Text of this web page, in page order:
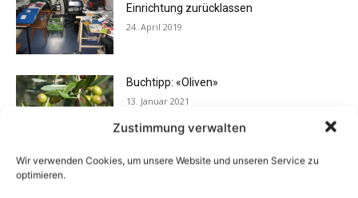
Zustimmung verwalten
Wir verwenden Cookies, um unsere Website und unseren Service zu
optimieren.
Einrichtung zurücklassen
24. April 2019
Buchtipp: «Oliven»
13. Januar 2021